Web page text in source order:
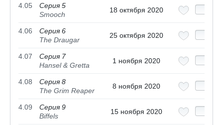
4.05
Серия 5
Smooch
18 октября 2020
4.06
Серия 6
The Draugar
25 октября 2020
4.07
Серия 7
Hansel & Gretta
1 ноября 2020
4.08
Серия 8
The Grim Reaper
8 ноября 2020
4.09
Серия 9
Biffels
15 ноября 2020